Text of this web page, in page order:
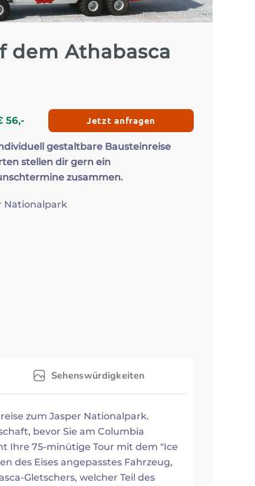
dem Athabasca
56,- Jetzt anfragen
gestaltbare Bausteinreise
stellen dir gern ein
zusammen.
Nationalpark
Sehenswürdigkeiten
zum Jasper Nationalpark.
bevor Sie am Columbia
Ihre 75-minütige Tour mit dem "Ice
des Eises angepasstes Fahrzeug,
Gletschers, welcher Teil des
Zum Profil